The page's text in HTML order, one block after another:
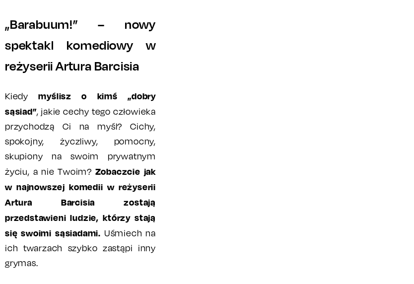
„Barabuum!” – nowy
spektakl komediowy w
reżyserii Artura Barcisia
Kiedymyślisz o kimś „dobry
sąsiad”, jakie cechy tego człowieka
przychodzą Ci na myśl? Cichy,
spokojny, życzliwy, pomocny,
skupiony na swoim prywatnym
życiu, a nie Twoim? Zobaczcie jak
w najnowszej komedii w reżyserii
Artura Barcisia zostają
przedstawieni ludzie, którzy stają
się swoimi sąsiadami. Uśmiech na
ich twarzach szybko zastąpi inny
grymas.